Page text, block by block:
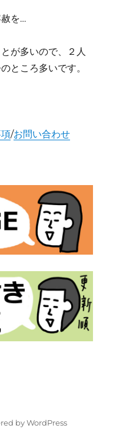
を…
が多いので、２人
ところ多いです。
/お問い合わせ
by WordPress